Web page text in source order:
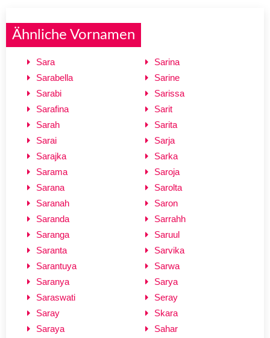
Ähnliche Vornamen
Sara
Sarabella
Sarabi
Sarafina
Sarah
Sarai
Sarajka
Sarama
Sarana
Saranah
Saranda
Saranga
Saranta
Sarantuya
Saranya
Saraswati
Saray
Saraya
Sarina
Sarine
Sarissa
Sarit
Sarita
Sarja
Sarka
Saroja
Sarolta
Saron
Sarrahh
Saruul
Sarvika
Sarwa
Sarya
Seray
Skara
Sahar